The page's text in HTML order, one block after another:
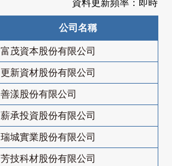
資料更新頻率：即時
公司名稱
富茂資本股份有限公司
更新資材股份有限公司
善漾股份有限公司
薪承投資股份有限公司
瑞城實業股份有限公司
芳技科材股份有限公司